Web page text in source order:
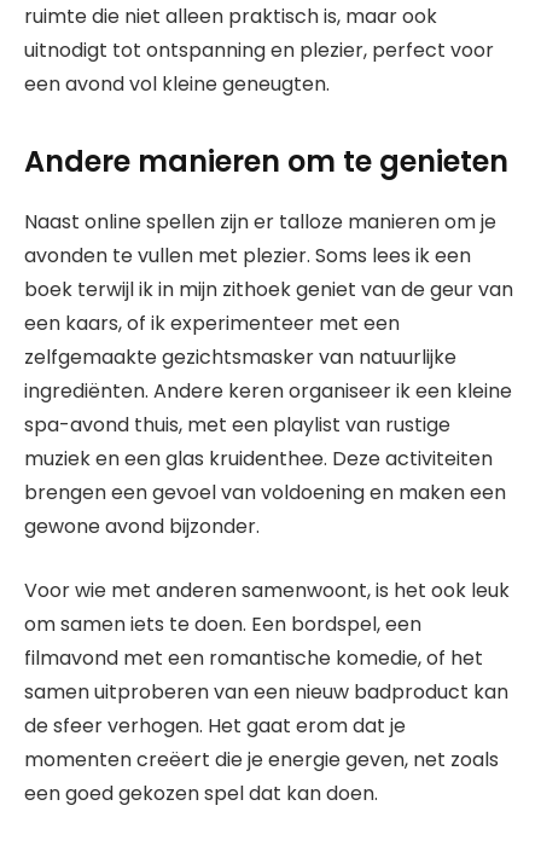
ruimte die niet alleen praktisch is, maar ook
uitnodigt tot ontspanning en plezier, perfect voor
een avond vol kleine geneugten.
Andere manieren om te genieten
Naast online spellen zijn er talloze manieren om je
avonden te vullen met plezier. Soms lees ik een
boek terwijl ik in mijn zithoek geniet van de geur van
een kaars, of ik experimenteer met een
zelfgemaakte gezichtsmasker van natuurlijke
ingrediënten. Andere keren organiseer ik een kleine
spa-avond thuis, met een playlist van rustige
muziek en een glas kruidenthee. Deze activiteiten
brengen een gevoel van voldoening en maken een
gewone avond bijzonder.
Voor wie met anderen samenwoont, is het ook leuk
om samen iets te doen. Een bordspel, een
filmavond met een romantische komedie, of het
samen uitproberen van een nieuw badproduct kan
de sfeer verhogen. Het gaat erom dat je
momenten creëert die je energie geven, net zoals
een goed gekozen spel dat kan doen.